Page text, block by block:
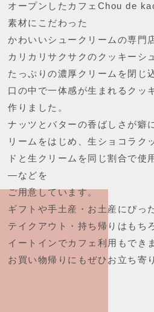
オープンしたカフェChou de
素材にこだわった
かわいいシュークリームの専門
カリカリサクサクのクッキーシ
たっぷりの濃厚クリームを閉じ
口の中で一体感が生まれるクッ
作りました。
ナッツとバターの香ばしさが癖
リームをはじめ、生ショコラク
ドと生クリームを同じ割合で使
―などを
ご用意しています。
ギフトや手土産・お土産にぴっ
テイクアウト・持ち帰りはもち
イートインでカフェ利用もでき
お買い物帰りにもぜひお立ち寄